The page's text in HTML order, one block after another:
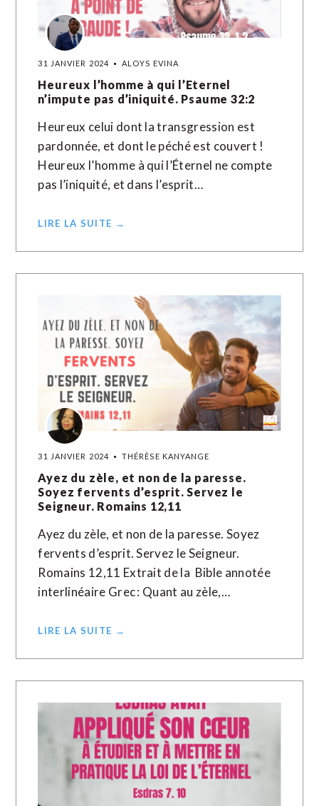
31 JANVIER 2024 ALOYS EVINA
Heureux l’homme à qui l’Eternel
n’impute pas d’iniquité. Psaume 32:2
Heureux celui dont la transgression est
pardonnée, et dont le péché est couvert !
Heureux l’homme à qui l’Éternel ne compte
pas l’iniquité, et dans l’esprit…
LIRE LA SUITE →
31 JANVIER 2024 THÉRÈSE KANYANGE
Ayez du zèle, et non de la paresse.
Soyez fervents d’esprit. Servez le
Seigneur. Romains 12,11
Ayez du zèle, et non de la paresse. Soyez
fervents d’esprit. Servez le Seigneur.
Romains 12,11 Extrait de la Bible annotée
interlinéaire Grec : Quant au zèle,…
LIRE LA SUITE →